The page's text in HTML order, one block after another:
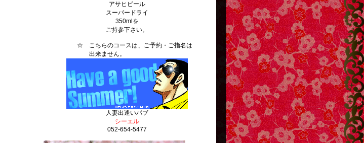
アサヒビール
スーパードライ
350mlを
ご持参下さい。
☆ こちらのコースは、ご予約・ご指名は
出来ません。
人妻出逢いパブ
シーエル
052-654-5477